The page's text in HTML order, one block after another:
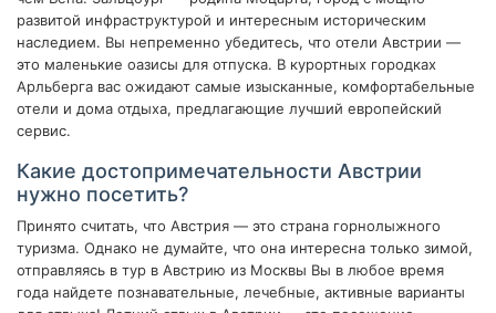
развитой инфраструктурой и интересным историческим
наследием. Вы непременно убедитесь, что отели Австрии —
это маленькие оазисы для отпуска. В курортных городках
Арльберга вас ожидают самые изысканные, комфортабельные
отели и дома отдыха, предлагающие лучший европейский
сервис.
Какие достопримечательности Австрии
нужно посетить?
Принято считать, что Австрия — это страна горнолыжного
туризма. Однако не думайте, что она интересна только зимой,
отправляясь в тур в Австрию из Москвы Вы в любое время
года найдете познавательные, лечебные, активные варианты